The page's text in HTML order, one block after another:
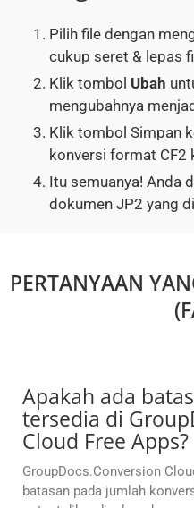
Pilih file dengan
cukup seret & lepas
Klik tombol Ubah
mengubahnya
Klik tombol Simpan
konversi format CF2
Itu semuanya! Anda
dokumen JP2 yang
PERTANYAAN
Apakah ada
tersedia di
Cloud Free Apps?
GroupDocs.Conversion
batasan pada jumlah